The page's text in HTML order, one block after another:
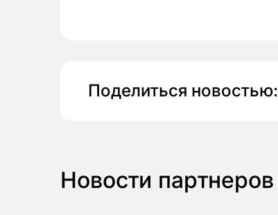
Поделиться новостью:
Новости партнеров